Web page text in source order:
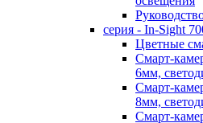
серия - In-Sight
Цветные
Смарт-
6мм,
Смарт-
8мм,
Смарт-